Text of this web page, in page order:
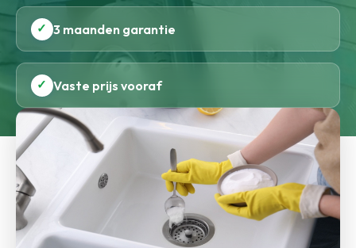
✓ 3 maanden garantie
✓ Vaste prijs vooraf